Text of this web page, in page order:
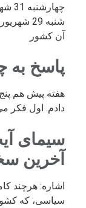
شنبه 29
آن کشور
پاسخ به
هفته پیش هم
دادم. اول فکر
سیمای
آخرین
اشاره: هرچند
سیاسی، که